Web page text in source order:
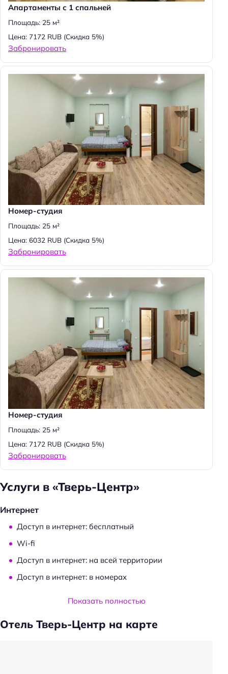
Апартаменты с 1 спальней
Площадь: 25 м²
Цена: 7172 RUB (Скидка 5%)
Забронировать
Номер-студия
Площадь: 25 м²
Цена: 6032 RUB (Скидка 5%)
Забронировать
Номер-студия
Площадь: 25 м²
Цена: 7172 RUB (Скидка 5%)
Забронировать
Услуги в «Тверь-Центр»
Интернет
Доступ в интернет: бесплатный
Wi-fi
Доступ в интернет: на всей территории
Доступ в интернет: в номерах
Услуги и удобстваПоказать полностью
Отель Тверь-Центр на карте